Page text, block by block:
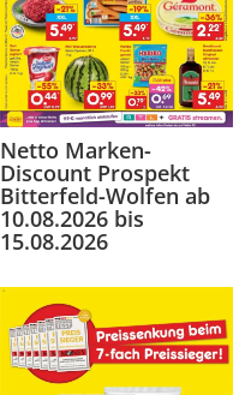
Netto Marken-
Discount Prospekt
Bitterfeld-Wolfen ab
10.08.2026 bis
15.08.2026